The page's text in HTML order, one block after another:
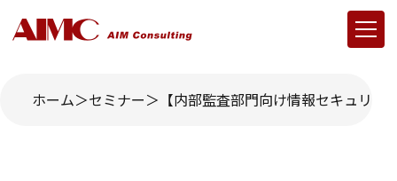
ホーム セミナー 【内部監査部門向け情報セキュリ